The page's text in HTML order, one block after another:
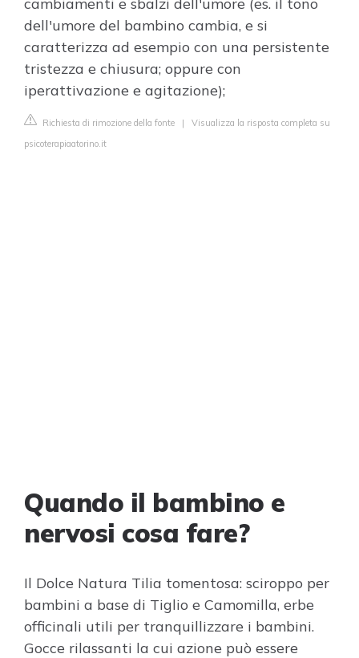
dell'umore del bambino cambia, e si
caratterizza ad esempio con una persistente
tristezza e chiusura; oppure con
iperattivazione e agitazione);
Richiesta di rimozione della fonte | Visualizza la risposta completa su
psicoterapiaatorino.it
Quando il bambino e
nervosi cosa fare?
Il Dolce Natura Tilia tomentosa: sciroppo per
bambini a base di Tiglio e Camomilla, erbe
officinali utili per tranquillizzare i bambini.
Gocce rilassanti la cui azione può essere